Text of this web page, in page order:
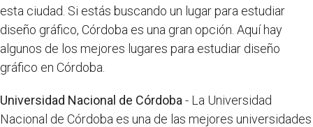
esta ciudad. Si estás buscando un lugar para estudiar
diseño gráfico, Córdoba es una gran opción. Aquí hay
algunos de los mejores lugares para estudiar diseño
gráfico en Córdoba.
Universidad Nacional de Córdoba - La Universidad
Nacional de Córdoba es una de las mejores universidades